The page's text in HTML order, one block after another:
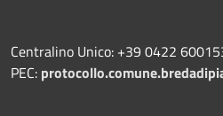
Centralino Unico: +39 0422
PEC: